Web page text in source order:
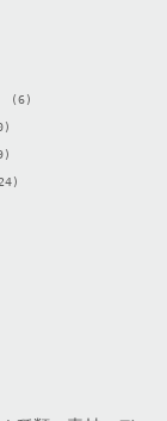
(6)